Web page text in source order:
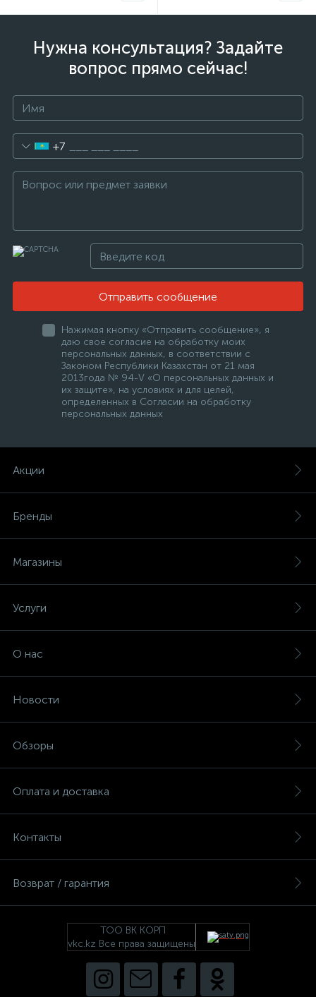
Нужна консультация? Задайте
вопрос прямо сейчас!
+7
Отправить сообщение
Нажимая кнопку «Отправить сообщение», я
даю свое согласие на обработку моих
персональных данных, в соответствии с
Законом Республики Казахстан от 21 мая
2013года № 94-V «О персональных данных и
их защите», на условиях и для целей,
определенных в Согласии на обработку
персональных данных
Акции
Бренды
Магазины
Услуги
О нас
Новости
Обзоры
Оплата и доставка
Контакты
Возврат / гарантия
ТОО ВК КОРП
vkc.kz Все права защищены